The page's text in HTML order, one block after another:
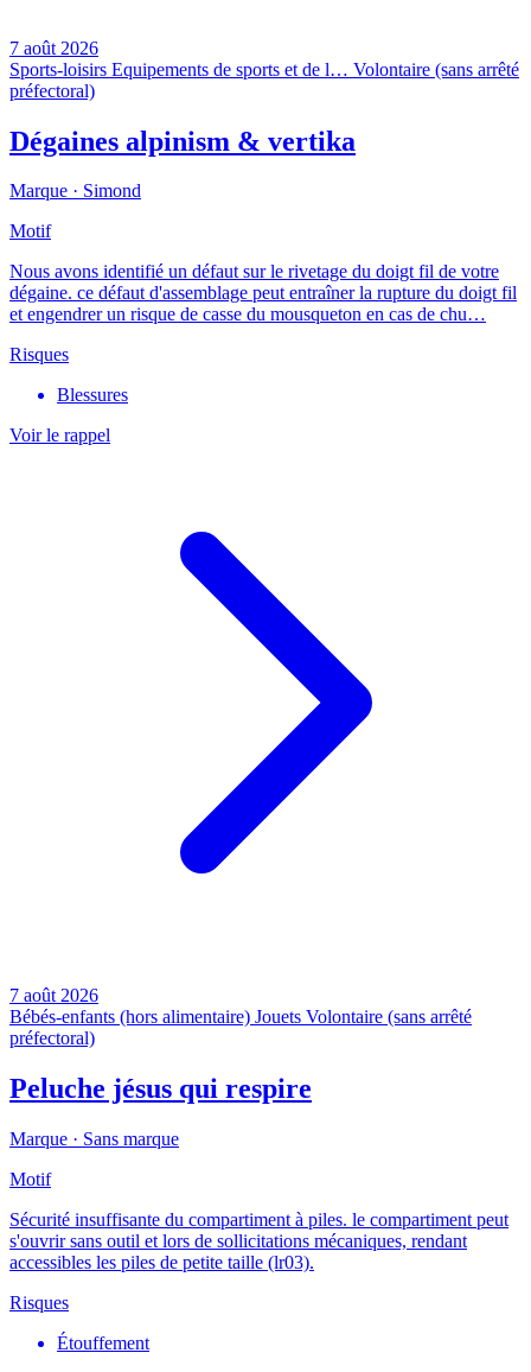
7 août 2026
Sports-loisirs Equipements de sports et de l… Volontaire (sans arrêté
préfectoral)
Dégaines alpinism & vertika
Marque · Simond
Motif
Nous avons identifié un défaut sur le rivetage du doigt fil de votre
dégaine. ce défaut d'assemblage peut entraîner la rupture du doigt fil
et engendrer un risque de casse du mousqueton en cas de chu…
Risques
Blessures
Voir le rappel
7 août 2026
Bébés-enfants (hors alimentaire) Jouets Volontaire (sans arrêté
préfectoral)
Peluche jésus qui respire
Marque · Sans marque
Motif
Sécurité insuffisante du compartiment à piles. le compartiment peut
s'ouvrir sans outil et lors de sollicitations mécaniques, rendant
accessibles les piles de petite taille (lr03).
Risques
Étouffement